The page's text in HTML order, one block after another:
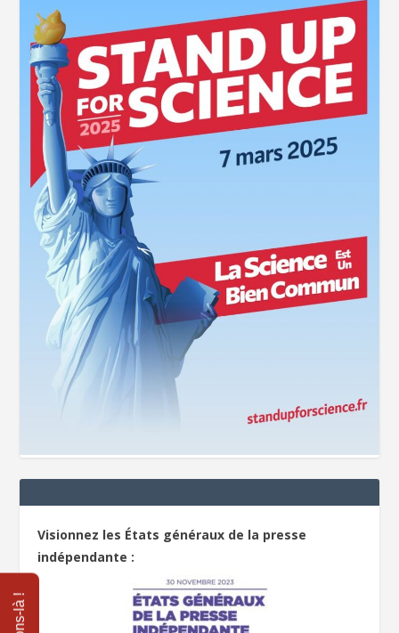
Visionnez les États généraux de la presse
indépendante :